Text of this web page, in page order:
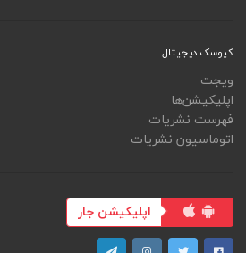
کیوسک دیجیتال
ویجت
اپلیکیشن‌ها
فهرست نشریات
اتوماسیون نشریات
اپلیکیشن جار